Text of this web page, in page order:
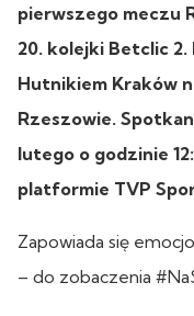
pierwszego meczu
20. kolejki Betclic 2.
Hutnikiem Kraków
Rzeszowie.
lutego o godzinie
platformie TVP
Zapowiada się
– do zobaczenia